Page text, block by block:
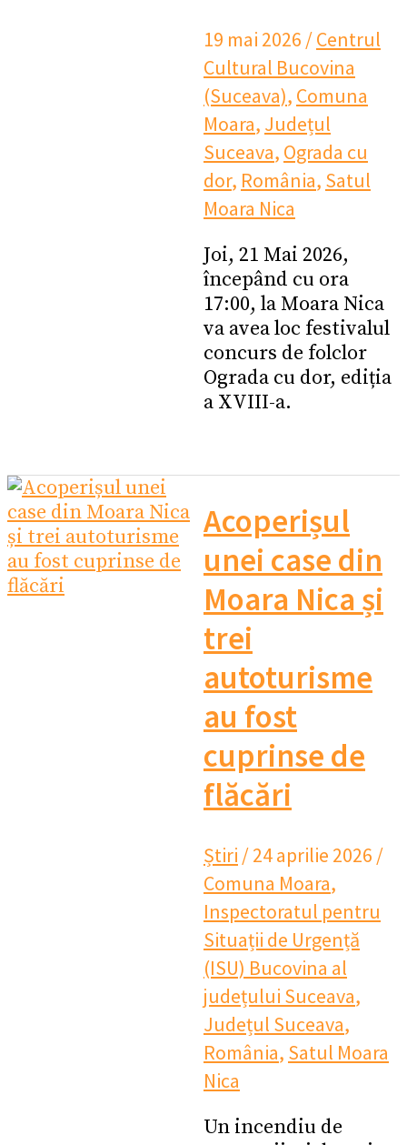
19 mai 2026 /Centrul
Cultural Bucovina
(Suceava), Comuna
Moara, Județul
Suceava, Ograda cu
dor, România, Satul
Moara Nica
Joi, 21 Mai 2026,
începând cu ora
17:00, la Moara Nica
va avea loc festivalul
concurs de folclor
Ograda cu dor, ediția
a XVIII-a.
Acoperișul
unei case din
Moara Nica și
trei
autoturisme
au fost
cuprinse de
flăcări
Știri /24 aprilie 2026 /
Comuna Moara,
Inspectoratul pentru
Situații de Urgență
(ISU) Bucovina al
județului Suceava,
Județul Suceava,
România, Satul Moara
Nica
Un incendiu de